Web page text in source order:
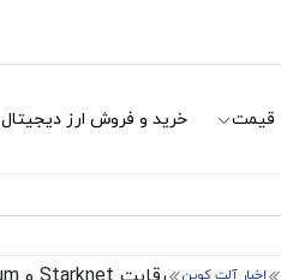
قیمت خرید و فروش ارز دیجیتال
اخبار آلت کوین